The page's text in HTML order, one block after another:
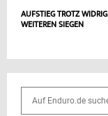
AUFSTIEG TROTZ
WEITEREN SIEGEN